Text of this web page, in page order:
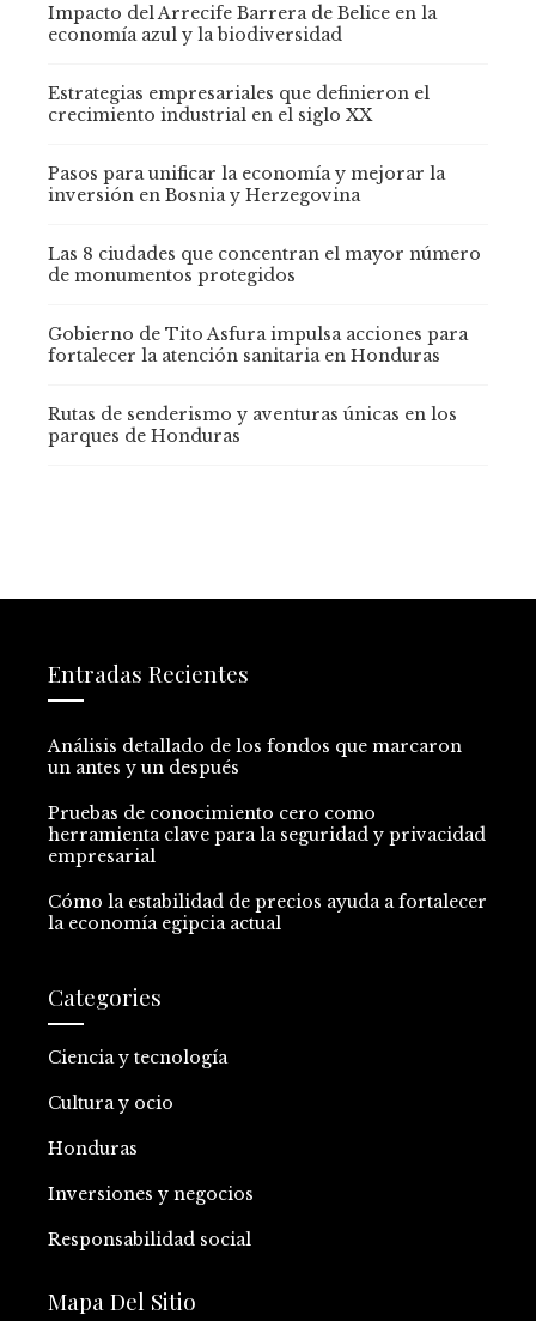
Impacto del Arrecife Barrera de Belice en la
economía azul y la biodiversidad
Estrategias empresariales que definieron el
crecimiento industrial en el siglo XX
Pasos para unificar la economía y mejorar la
inversión en Bosnia y Herzegovina
Las 8 ciudades que concentran el mayor número
de monumentos protegidos
Gobierno de Tito Asfura impulsa acciones para
fortalecer la atención sanitaria en Honduras
Rutas de senderismo y aventuras únicas en los
parques de Honduras
Entradas Recientes
Análisis detallado de los fondos que marcaron
un antes y un después
Pruebas de conocimiento cero como
herramienta clave para la seguridad y privacidad
empresarial
Cómo la estabilidad de precios ayuda a fortalecer
la economía egipcia actual
Categories
Ciencia y tecnología
Cultura y ocio
Honduras
Inversiones y negocios
Responsabilidad social
Mapa Del Sitio